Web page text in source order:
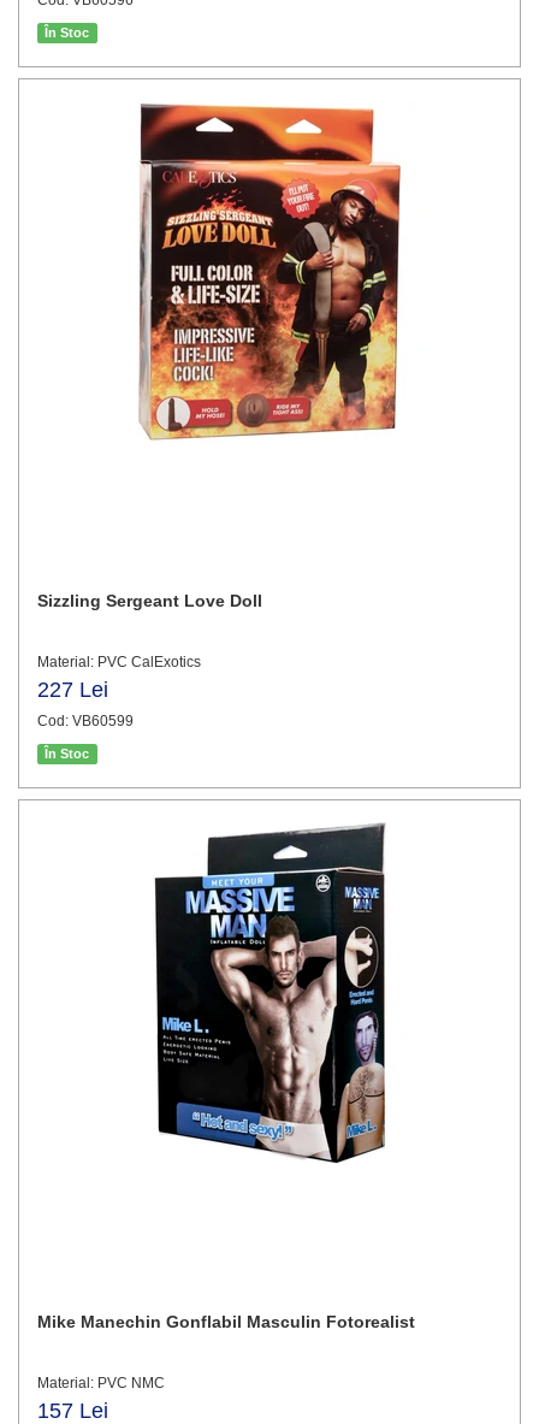
În Stoc
Sizzling Sergeant Love Doll
Material: PVC CalExotics
227 Lei
Cod: VB60599
În Stoc
Mike Manechin Gonflabil Masculin Fotorealist
Material: PVC NMC
157 Lei